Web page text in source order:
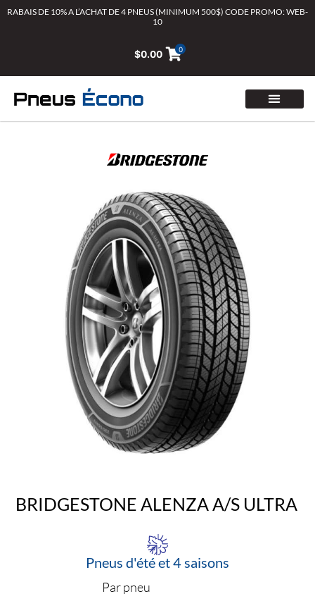
AllerRABAIS DE 10% A L’ACHAT DE 4 PNEUS (MINIMUM 500$) CODE PROMO: WEB-
10
$0.00 0
BRIDGESTONE ALENZA A/S ULTRA
Pneus d'été et 4 saisons
Par pneu